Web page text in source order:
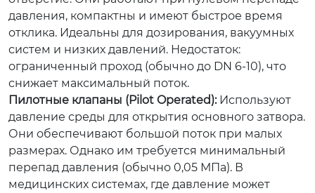
давления, компактны и имеют быстрое время
отклика. Идеальны для дозирования, вакуумных
систем и низких давлений. Недостаток:
ограниченный проход (обычно до DN 6-10), что
снижает максимальный поток.
Пилотные клапаны (Pilot Operated):Используют
давление среды для открытия основного затвора.
Они обеспечивают большой поток при малых
размерах. Однако им требуется минимальный
перепад давления (обычно 0,05 МПа). В
медицинских системах, где давление может